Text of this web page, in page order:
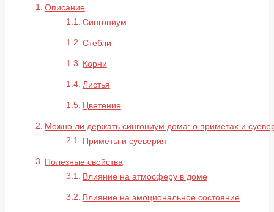
Описание
Сингониум
Стебли
Корни
Листья
Цветение
Можно ли держать сингониум дома: о приметах и
Приметы и суеверия
Полезные свойства
Влияние на атмосферу в доме
Влияние на эмоциональное состояние